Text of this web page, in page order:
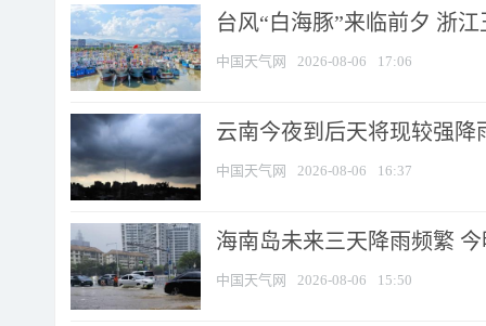
台风“白海豚”来临前夕 浙
中国天气网 2026-08-06 17:06
云南今夜到后天将现较强降
中国天气网 2026-08-06 16:37
海南岛未来三天降雨频繁
中国天气网 2026-08-06 15:50